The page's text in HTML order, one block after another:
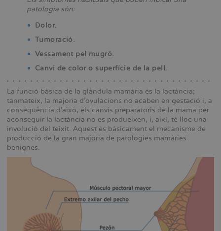
patologia són:
Dolor.
Tumoració.
Vessament pel mugró.
Canvi de color o superfície de la pell.
La funció bàsica de la glàndula mamària és la lactància;
tanmateix, la majoria d’ovulacions no acaben en gestació i, a
conseqüència d’això, els canvis preparatoris de la mama per
aconseguir la lactància no es produeixen, i, així, té lloc una
involució del teixit. Aquest és bàsicament el mecanisme de
producció de la gran majoria de patologies mamàries
benignes.